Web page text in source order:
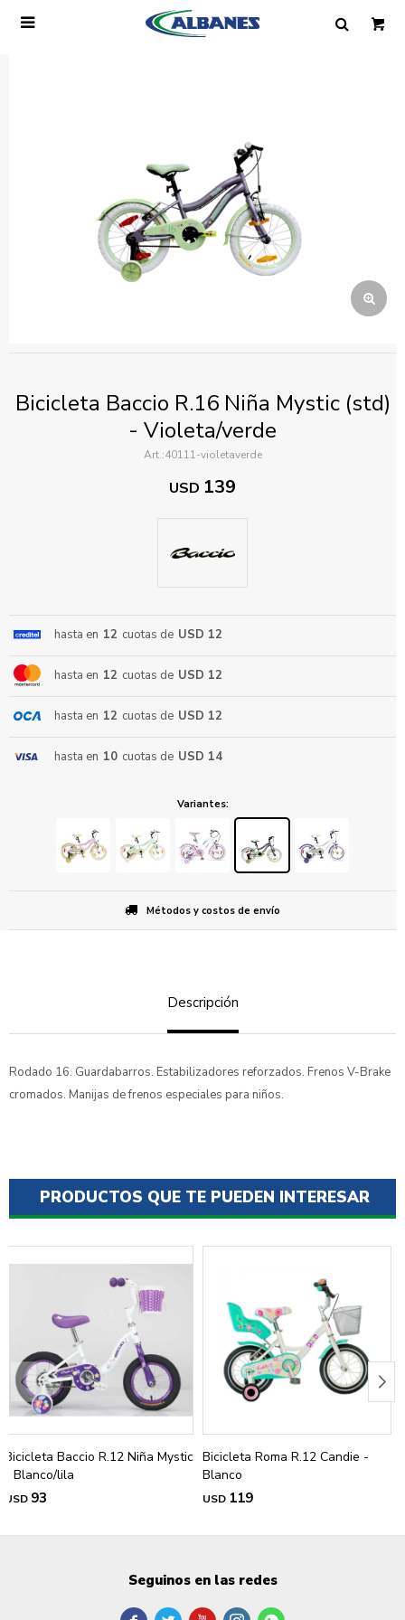

Bicicleta Baccio R.16 Niña Mystic (std)
- Violeta/verde
40111-violetaverde
USD 139
hasta en 12 cuotas de USD 12
hasta en 12 cuotas de USD 12
hasta en 12 cuotas de USD 12
hasta en 10 cuotas de USD 14
Variantes:
Métodos y costos de envío
Descripción
Rodado 16. Guardabarros. Estabilizadores reforzados. Frenos V-Brake
cromados. Manijas de frenos especiales para niños.
PRODUCTOS QUE TE PUEDEN INTERESAR
Bicicleta Baccio R.12 Niña Mystic
- Blanco/lila
USD 93
Bicicleta Roma R.12 Candie -
Blanco
USD 119
Correo electrónico
Seguinos en las redes